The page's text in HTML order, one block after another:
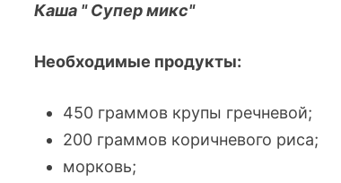
Каша " Супер микс"
Необходимые продукты:
450 граммов крупы гречневой;
200 граммов коричневого риса;
морковь;